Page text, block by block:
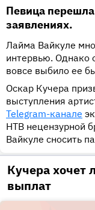
Певица
заявлениях.
Лайма Вайкуле
интервью. Однако
вовсе выбило ее
Оскар Кучера
выступления
Telegram-канале
НТВ нецензурной
Вайкуле сносить
Кучера хочет
выплат